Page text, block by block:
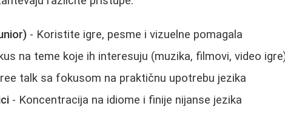
- Koristite igre, pesme i vizuelne pomagala
na teme koje ih interesuju (muzika, filmovi, video
talk sa fokusom na praktičnu upotrebu jezika
- Koncentracija na idiome i finije nijanse jezika